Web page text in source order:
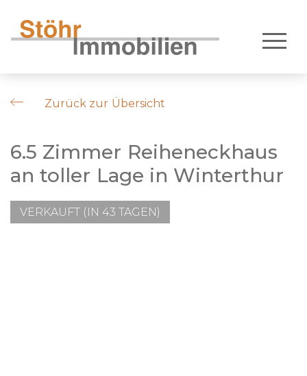
Zurück zur Übersicht
6.5 Zimmer Reiheneckhaus
an toller Lage in Winterthur
VERKAUFT (IN 43 TAGEN)